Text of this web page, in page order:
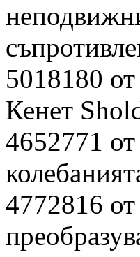
5018180
Кенет
4652771
4772816 от